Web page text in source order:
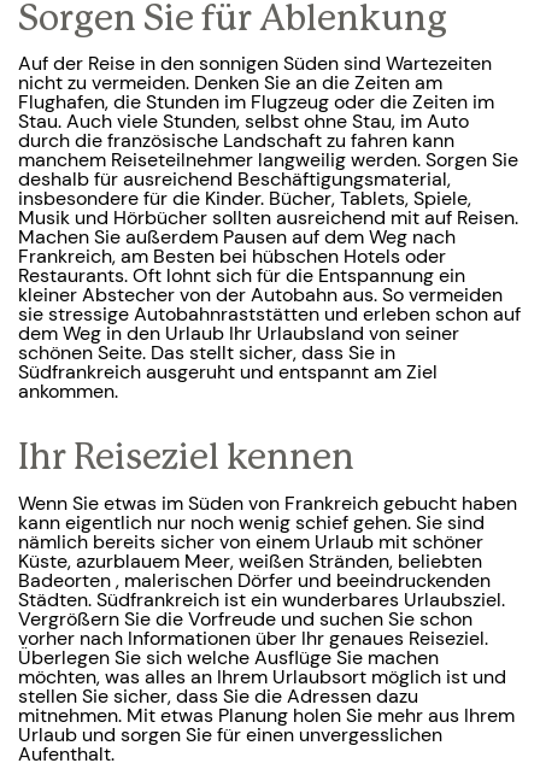
Sorgen Sie für Ablenkung
Auf der Reise in den sonnigen Süden sind Wartezeiten
nicht zu vermeiden. Denken Sie an die Zeiten am
Flughafen, die Stunden im Flugzeug oder die Zeiten im
Stau. Auch viele Stunden, selbst ohne Stau, im Auto
durch die französische Landschaft zu fahren kann
manchem Reiseteilnehmer langweilig werden. Sorgen Sie
deshalb für ausreichend Beschäftigungsmaterial,
insbesondere für die Kinder. Bücher, Tablets, Spiele,
Musik und Hörbücher sollten ausreichend mit auf Reisen.
Machen Sie außerdem Pausen auf dem Weg nach
Frankreich, am Besten bei hübschen Hotels oder
Restaurants. Oft lohnt sich für die Entspannung ein
kleiner Abstecher von der Autobahn aus. So vermeiden
sie stressige Autobahnraststätten und erleben schon auf
dem Weg in den Urlaub Ihr Urlaubsland von seiner
schönen Seite. Das stellt sicher, dass Sie in
Südfrankreich ausgeruht und entspannt am Ziel
ankommen.
Ihr Reiseziel kennen
Wenn Sie etwas im Süden von Frankreich gebucht haben
kann eigentlich nur noch wenig schief gehen. Sie sind
nämlich bereits sicher von einem Urlaub mit schöner
Küste, azurblauem Meer, weißen Stränden, beliebten
Badeorten , malerischen Dörfer und beeindruckenden
Städten. Südfrankreich ist ein wunderbares Urlaubsziel.
Vergrößern Sie die Vorfreude und suchen Sie schon
vorher nach Informationen über Ihr genaues Reiseziel.
Überlegen Sie sich welche Ausflüge Sie machen
möchten, was alles an Ihrem Urlaubsort möglich ist und
stellen Sie sicher, dass Sie die Adressen dazu
mitnehmen. Mit etwas Planung holen Sie mehr aus Ihrem
Urlaub und sorgen Sie für einen unvergesslichen
Aufenthalt.